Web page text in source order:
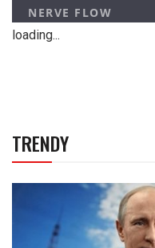
loading...
TRENDY